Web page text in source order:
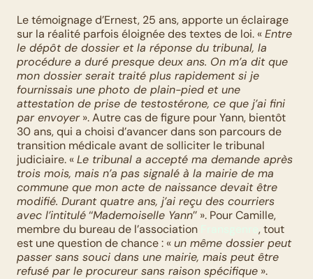
Le témoignage d’Ernest, 25 ans, apporte un éclairage
sur la réalité parfois éloignée des textes de loi. « Entre
le dépôt de dossier et la réponse du tribunal, la
procédure a duré presque deux ans. On m’a dit que
mon dossier serait traité plus rapidement si je
fournissais une photo de plain-pied et une
attestation de prise de testostérone, ce que j’ai fini
par envoyer ». Autre cas de figure pour Yann, bientôt
30 ans, qui a choisi d’avancer dans son parcours de
transition médicale avant de solliciter le tribunal
judiciaire. « Le tribunal a accepté ma demande après
trois mois, mais n’a pas signalé à la mairie de ma
commune que mon acte de naissance devait être
modifié. Durant quatre ans, j’ai reçu des courriers
avec l’intitulé ‘‘Mademoiselle Yann’’ ». Pour Camille,
membre du bureau de l’association
, tout
est une question de chance : « un même dossier peut
passer sans souci dans une mairie, mais peut être
refusé par le procureur sans raison spécifique ».